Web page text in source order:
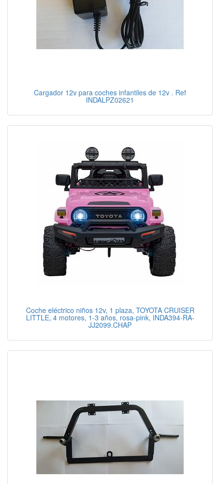
Cargador 12v para coches infantiles de 12v . Ref
INDALPZ02621
Coche eléctrico niños 12v, 1 plaza, TOYOTA CRUISER
LITTLE, 4 motores, 1-3 años, rosa-pink, INDA394-RA-
JJ2099.CHAP